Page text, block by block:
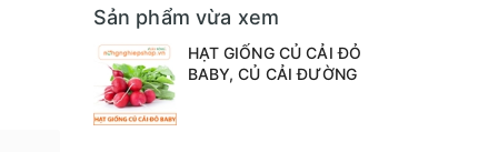
Sản phẩm vừa xem
HẠT GIỐNG CỦ CẢI ĐỎ
BABY, CỦ CẢI ĐƯỜNG